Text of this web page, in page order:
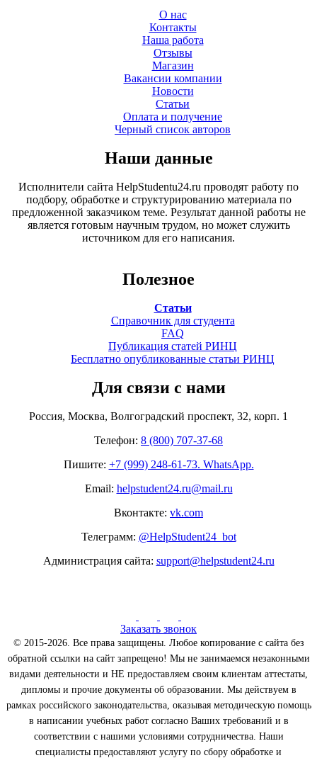
О нас
Контакты
Наша работа
Отзывы
Магазин
Вакансии компании
Новости
Статьи
Оплата и получение
Черный список авторов
Наши данные
Исполнители сайта HelpStudentu24.ru проводят работу по
подбору, обработке и структурированию материала по
предложенной заказчиком теме. Результат данной работы не
является готовым научным трудом, но может служить
источником для его написания.
Полезное
Статьи
Справочник для студента
FAQ
Публикация статей РИНЦ
Бесплатно опубликованные статьи РИНЦ
Для связи с нами
Россия, Москва, Волгоградский проспект, 32, корп. 1
Телефон: 8 (800) 707-37-68
Пишите: +7 (999) 248-61-73. WhatsApp.
Email: helpstudent24.ru@mail.ru
Вконтакте: vk.com
Телеграмм: @HelpStudent24_bot
Администрация сайта: support@helpstudent24.ru
Заказать звонок
© 2015-2026. Все права защищены. Любое копирование с сайта без
обратной ссылки на сайт запрещено! Мы не занимаемся незаконными
видами деятельности и НЕ предоставляем своим клиентам аттестаты,
дипломы и прочие документы об образовании. Мы действуем в
рамках российского законодательства, оказывая методическую помощь
в написании учебных работ согласно Ваших требований и в
соответствии с нашими условиями сотрудничества. Наши
специалисты предоставляют услугу по сбору обработке и